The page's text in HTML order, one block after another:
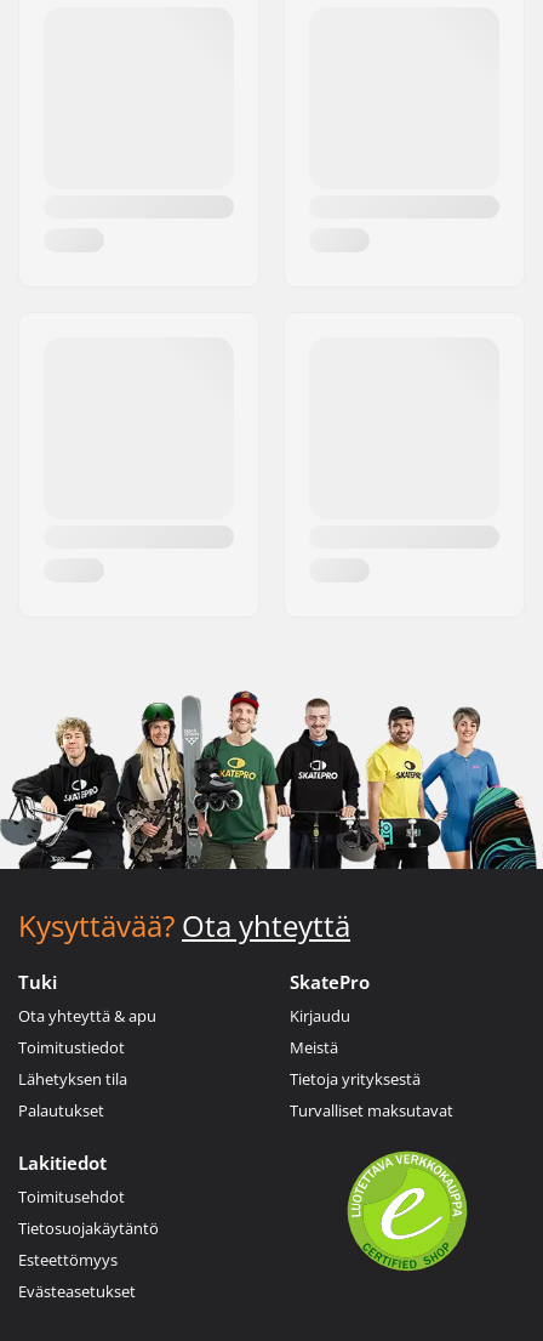
Kysyttävää? Ota yhteyttä
Tuki
Ota yhteyttä & apu
Toimitustiedot
Lähetyksen tila
Palautukset
SkatePro
Kirjaudu
Meistä
Tietoja yrityksestä
Turvalliset maksutavat
Lakitiedot
Toimitusehdot
Tietosuojakäytäntö
Esteettömyys
Evästeasetukset